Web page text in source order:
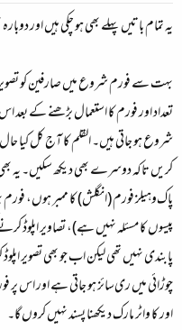
یہ تمام باتیں پہلے بھی ہو چکی ہیں اور
بہت سے فورم شروع میں صارفین کو
تعداد اور فورم کا استعمال بڑھنے کے بعد
شروع ہو جاتی ہیں۔ القلم کا آج کل کیا
کریں تاکہ دوسرے بھی دیکھ سکیں۔ یہ بھی
پاک‌وہیلز فورم (انگلش) کا ممبر ہوں،
پیسوں کا مسئلہ نہیں ہے)، تصاویر اپلوڈ
چوڑائی میں ری‌سائز ہو جاتی ہے اور اس پر
اور کا واٹر مارک دیکھنا پسند نہیں کروں گا۔